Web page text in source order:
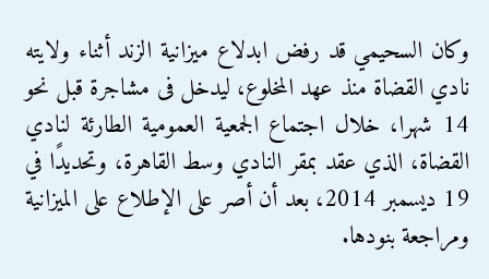
وكان السحيمي قد رفض ابدلاع ميزانية الزند أثناء ولايته
نادي القضاة منذ عهد المخلوع، ليدخل فى مشاجرة قبل نحو
14 شهرا، خلال اجتماع الجمعية العمومية الطارئة لنادي
القضاة، الذي عقد بمقر النادي وسط القاهرة، وتحديدًا في
19 ديسمبر 2014، بعد أن أصر على الإطلاع على الميزانية
ومراجعة بنودها.